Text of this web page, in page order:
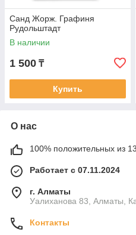
Санд Жорж. Графиня
Рудольштадт
В наличии
1 500 ₸
Купить
О нас
100% положительных из
Работает с 07.11.2024
г. Алматы
Уалиханова 83, Алматы,
Контакты